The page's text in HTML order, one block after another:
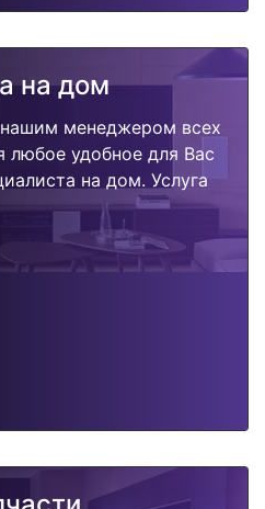
на дом
менеджером всех
любое удобное для Вас
на дом. Услуга